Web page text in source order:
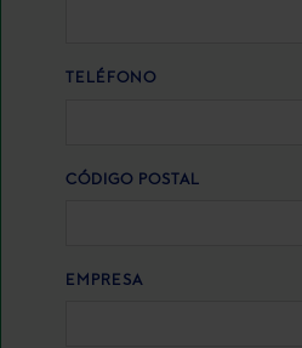
TELÉFONO
CÓDIGO POSTAL
EMPRESA